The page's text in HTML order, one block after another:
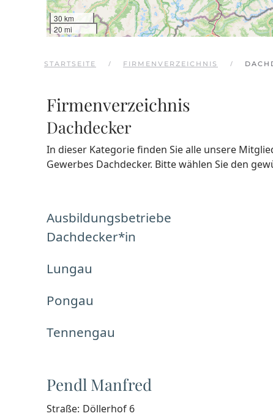
30 km
20 mi
STARTSEITE FIRMENVERZEICHNIS
Firmenverzeichnis
Dachdecker
In dieser Kategorie finden Sie alle unsere
Gewerbes Dachdecker. Bitte wählen Sie den
Ausbildungsbetriebe
Dachdecker*in
Lungau
Pongau
Tennengau
Pendl Manfred
Straße: Döllerhof 6